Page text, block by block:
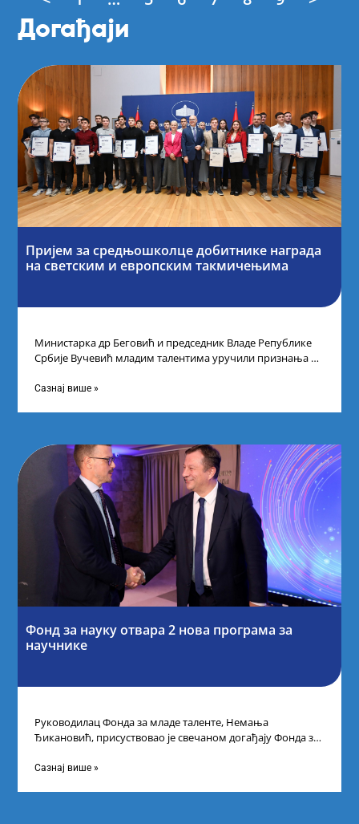
Догађаји
Пријем за средњошколце добитнике награда
на светским и европским такмичењима
Министарка др Беговић и председник Владе Републике
Србије Вучевић младим талентима уручили признања У
Сазнај више »
Фонд за науку отвара 2 нова програма за
научнике
Руководилац Фонда за младе таленте, Немања
Ђикановић, присуствовао је свечаном догађају Фонда за
Сазнај више »